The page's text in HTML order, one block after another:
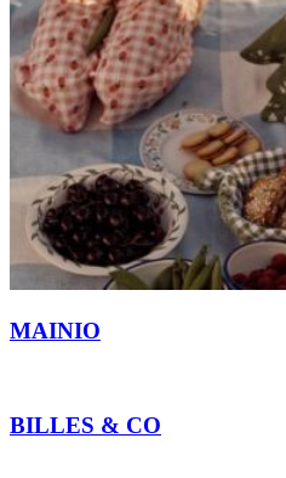
MAINIO
BILLES & CO